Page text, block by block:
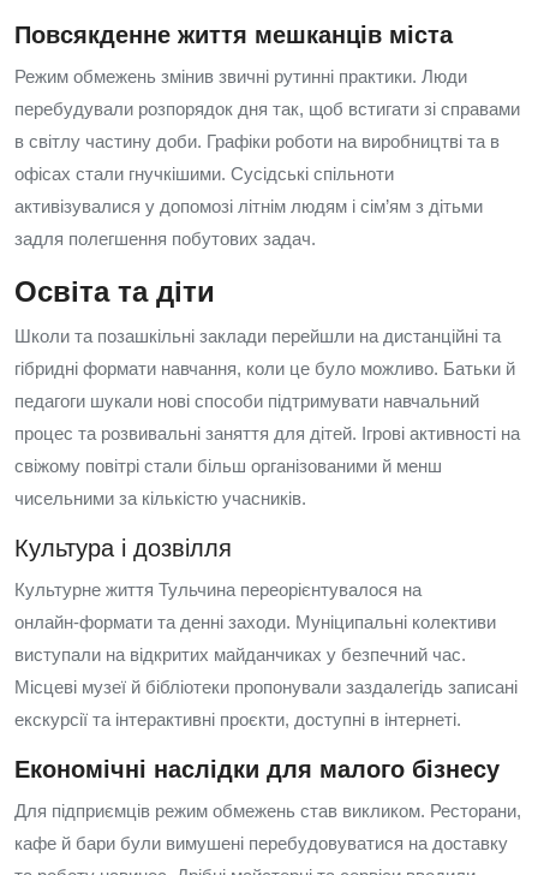
Повсякденне життя мешканців міста
Режим обмежень змінив звичні рутинні практики. Люди
перебудували розпорядок дня так, щоб встигати зі справами
в світлу частину доби. Графіки роботи на виробництві та в
офісах стали гнучкішими. Сусідські спільноти
активізувалися у допомозі літнім людям і сім’ям з дітьми
задля полегшення побутових задач.
Освіта та діти
Школи та позашкільні заклади перейшли на дистанційні та
гібридні формати навчання, коли це було можливо. Батьки й
педагоги шукали нові способи підтримувати навчальний
процес та розвивальні заняття для дітей. Ігрові активності на
свіжому повітрі стали більш організованими й менш
чисельними за кількістю учасників.
Культура і дозвілля
Культурне життя Тульчина переорієнтувалося на
онлайн‑формати та денні заходи. Муніципальні колективи
виступали на відкритих майданчиках у безпечний час.
Місцеві музеї й бібліотеки пропонували заздалегідь записані
екскурсії та інтерактивні проєкти, доступні в інтернеті.
Економічні наслідки для малого бізнесу
Для підприємців режим обмежень став викликом. Ресторани,
кафе й бари були вимушені перебудовуватися на доставку